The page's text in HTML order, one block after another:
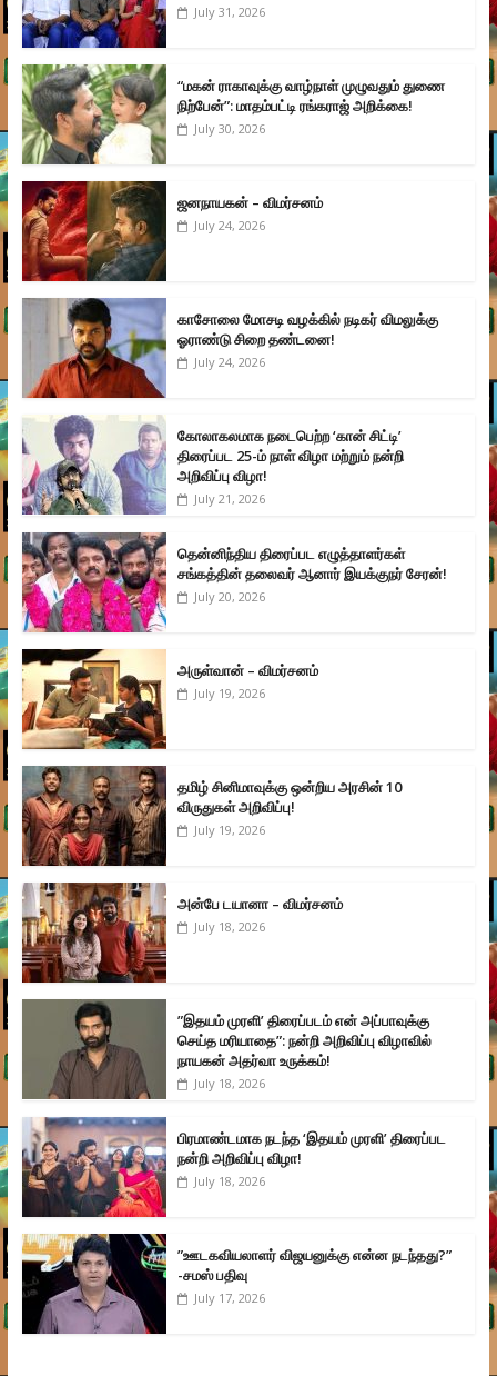
July 31, 2026
“மகன் ராகாவுக்கு வாழ்நாள் முழுவதும் துணை
நிற்பேன்”: மாதம்பட்டி ரங்கராஜ் அறிக்கை!
July 30, 2026
ஜனநாயகன் – விமர்சனம்
July 24, 2026
காசோலை மோசடி வழக்கில் நடிகர் விமலுக்கு
ஓராண்டு சிறை தண்டனை!
July 24, 2026
கோலாகலமாக நடைபெற்ற ‘கான் சிட்டி’
திரைப்பட 25-ம் நாள் விழா மற்றும் நன்றி
அறிவிப்பு விழா!
July 21, 2026
தென்னிந்திய திரைப்பட எழுத்தாளர்கள்
சங்கத்தின் தலைவர் ஆனார் இயக்குநர் சேரன்!
July 20, 2026
அருள்வான் – விமர்சனம்
July 19, 2026
தமிழ் சினிமாவுக்கு ஒன்றிய அரசின் 10
விருதுகள் அறிவிப்பு!
July 19, 2026
அன்பே டயானா – விமர்சனம்
July 18, 2026
”இதயம் முரளி’ திரைப்படம் என் அப்பாவுக்கு
செய்த மரியாதை”: நன்றி அறிவிப்பு விழாவில்
நாயகன் அதர்வா உருக்கம்!
July 18, 2026
பிரமாண்டமாக நடந்த ‘இதயம் முரளி’ திரைப்பட
நன்றி அறிவிப்பு விழா!
July 18, 2026
”ஊடகவியலாளர் விஜயனுக்கு என்ன நடந்தது?”
-சமஸ் பதிவு
July 17, 2026